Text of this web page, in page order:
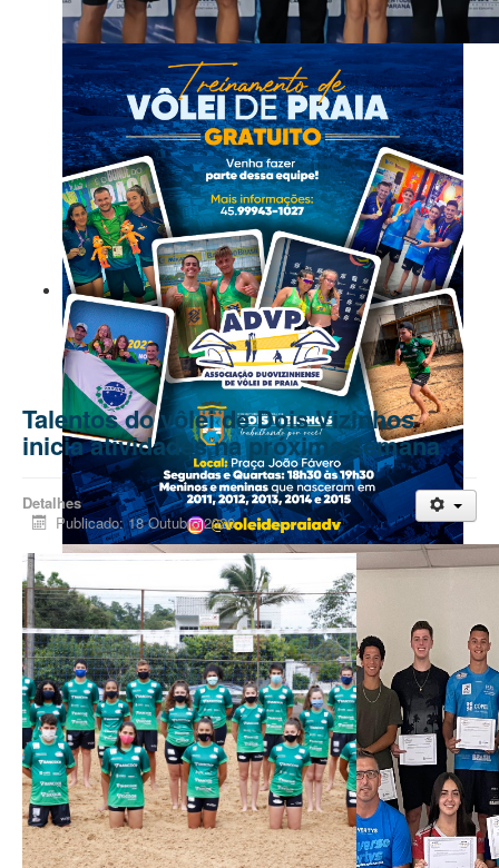
Vôlei de Praia de Dois Vizinhos conquista ouro e bronze nos
Inscrições abertas para treinamento de crianças e adolescentes
Estão abertas as inscrições para novos alunos que queiram
oferecer a modalidade a comunidade local, e encontrar e
praia.
As aulas estão acontecendo na praça João Favero e Nossa
Para mais informações entre em contato com professor Fernando
Talentos do vôlei de Dois Vizinhos
inicia atividades na próxima semana
Detalhes
Publicado: 18 Outubro 2020